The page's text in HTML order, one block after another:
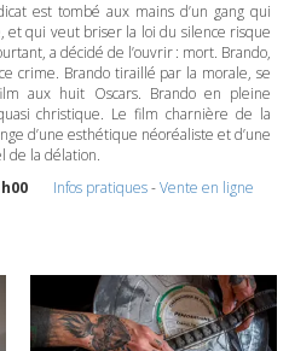
est tombé aux mains d’un gang qui
et qui veut briser la loi du silence risque
a décidé de l’ouvrir : mort. Brando,
crime. Brando tiraillé par la morale, se
aux huit Oscars. Brando en pleine
christique. Le film charnière de la
d’une esthétique néoréaliste et d’une
de la délation.
Infos pratiques-Vente en ligne